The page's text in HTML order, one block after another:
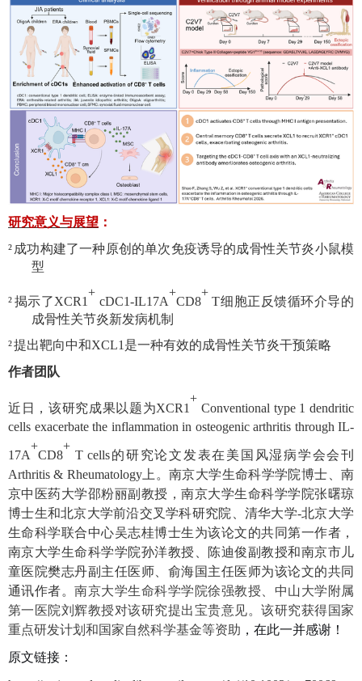
研究意义与展望 ：
² 成功构建了一种原创的单次免疫诱导的成骨性关节炎小鼠模
型
²揭示了XCR1
+
cDC1-IL17A
+
CD8
+
T细胞正反馈循环介导的
成骨性关节炎新发病机制
²提出靶向中和XCL1 是一种有效的成骨性关节炎干预策略
作者团队
近日，该研究成果以题为XCR1
+
Conventional type 1 dendritic
cells exacerbate the inflammation in osteogenic arthritis through IL-
17A
+
CD8
+
T cells的研究论文发表在 美国风湿病学会会刊
Arthritis & Rheumatology上。 南京大学生命科学学院博士、南
京中医药大学邵粉丽副教授，南京大学生命科学学院张曙琼
博士生和北京大学前沿交叉学科研究院、清华大学-北京大学
生命科学联合中心吴志桂博士生为该论文的共同第一作者，
南京大学生命科学学院孙洋教授、陈迪俊副教授和南京市儿
童医院樊志丹副主任医师、俞海国主任医师为该论文的共同
通讯作者。南京大学生命科学学院徐强教授 、中山大学附属
第一医院刘辉教授对该研究提出宝贵意见。该研究获得国家
重点研发计划和国家自然科学基金等资助 ，在此一并感谢！
原文链接：